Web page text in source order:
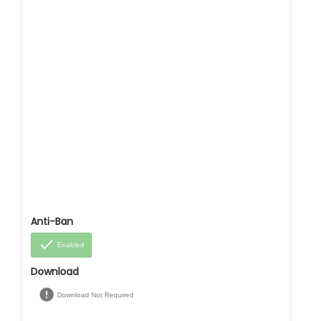
Anti-Ban
done Enabled
Download
error Download Not Required